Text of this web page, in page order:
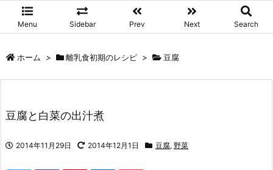
Menu Sidebar Prev Next Search
ホーム > 離乳食初期のレシピ > 豆腐
豆腐と白菜の出汁煮
2014年11月29日 2014年12月1日 豆腐, 野菜